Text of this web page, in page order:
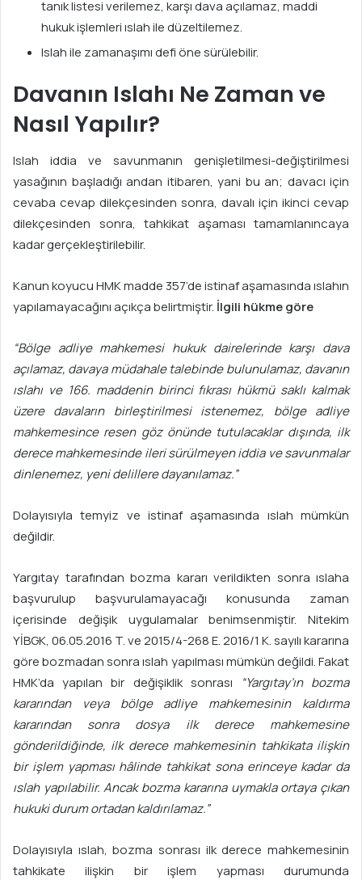
tanık listesi verilemez, karşı dava açılamaz, maddi
hukuk işlemleri ıslah ile düzeltilemez.
Islah ile zamanaşımı defi öne sürülebilir.
Davanın Islahı Ne Zaman ve
Nasıl Yapılır?
Islah iddia ve savunmanın genişletilmesi-değiştirilmesi
yasağının başladığı andan itibaren, yani bu an; davacı için
cevaba cevap dilekçesinden sonra, davalı için ikinci cevap
dilekçesinden sonra, tahkikat aşaması tamamlanıncaya
kadar gerçekleştirilebilir.
Kanun koyucu HMK madde 357’de istinaf aşamasında ıslahın
yapılamayacağını açıkça belirtmiştir. İlgili hükme göre
“Bölge adliye mahkemesi hukuk dairelerinde karşı dava
açılamaz, davaya müdahale talebinde bulunulamaz, davanın
ıslahı ve 166. maddenin birinci fıkrası hükmü saklı kalmak
üzere davaların birleştirilmesi istenemez, bölge adliye
mahkemesince resen göz önünde tutulacaklar dışında, ilk
derece mahkemesinde ileri sürülmeyen iddia ve savunmalar
dinlenemez, yeni delillere dayanılamaz.”
Dolayısıyla temyiz ve istinaf aşamasında ıslah mümkün
değildir.
Yargıtay tarafından bozma kararı verildikten sonra ıslaha
başvurulup başvurulamayacağı konusunda zaman
içerisinde değişik uygulamalar benimsenmiştir. Nitekim
YİBGK, 06.05.2016 T. ve 2015/4-268 E. 2016/1 K. sayılı kararına
göre bozmadan sonra ıslah yapılması mümkün değildi. Fakat
HMK’da yapılan bir değişiklik sonrası
“Yargıtay’ın bozma
kararından veya bölge adliye mahkemesinin kaldırma
kararından sonra dosya ilk derece mahkemesine
gönderildiğinde, ilk derece mahkemesinin tahkikata ilişkin
bir işlem yapması hâlinde tahkikat sona erinceye kadar da
ıslah yapılabilir. Ancak bozma kararına uymakla ortaya çıkan
hukuki durum ortadan kaldırılamaz.”
Dolayısıyla ıslah, bozma sonrası ilk derece mahkemesinin
tahkikate ilişkin bir işlem yapması durumunda